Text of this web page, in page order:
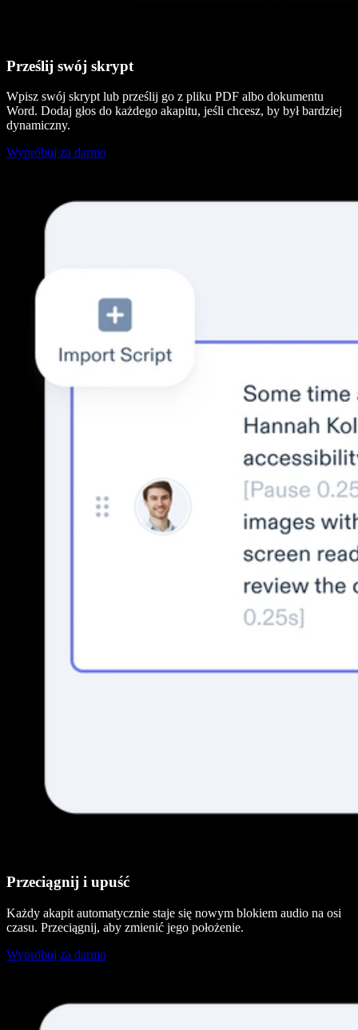
Prześlij swój skrypt
Wpisz swój skrypt lub prześlij go z pliku PDF albo dokumentu
Word. Dodaj głos do każdego akapitu, jeśli chcesz, by był bardziej
dynamiczny.
Wypróbuj za darmo
Przeciągnij i upuść
Każdy akapit automatycznie staje się nowym blokiem audio na osi
czasu. Przeciągnij, aby zmienić jego położenie.
Wypróbuj za darmo